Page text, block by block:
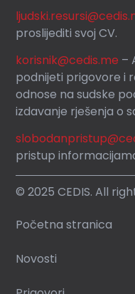
proslijediti svoj CV.
korisnik@cedis.me –
podnijeti prigovore i
odnose na sudske
izdavanje rješenja o
pristup
© 2025 CEDIS. All
Početna stranica
Novosti